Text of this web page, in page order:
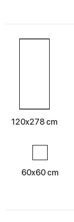
120x278 cm
60x60 cm